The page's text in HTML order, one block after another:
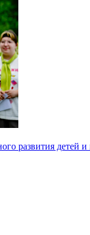
развития детей